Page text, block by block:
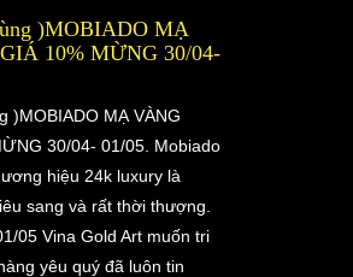
)MOBIADO MẠ
10% MỪNG 30/04-
)MOBIADO MẠ VÀNG
30/04- 01/05. Mobiado
hiệu 24k luxury là
sang và rất thời thượng.
05 Vina Gold Art muốn tri
yêu quý đã luôn tin